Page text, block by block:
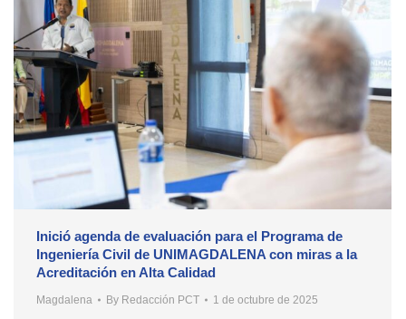
Inició agenda de evaluación para el Programa de
Ingeniería Civil de UNIMAGDALENA con miras a la
Acreditación en Alta Calidad
Magdalena By Redacción PCT 1 de octubre de 2025